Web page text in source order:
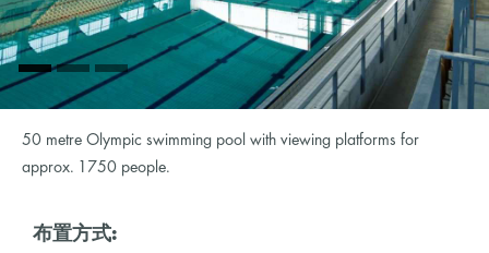
50 metre Olympic swimming pool with viewing platforms for
approx. 1750 people.
布置方式: